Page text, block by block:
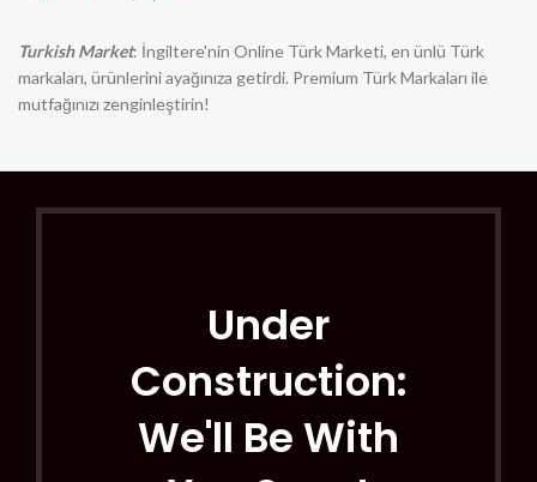
Turkish Market: İngiltere'nin Online Türk Marketi, en ünlü Türk
markaları, ürünlerini ayağınıza getirdi. Premium Türk Markaları ile
mutfağınızı zenginleştirin!
Under
Construction:
We'll Be With